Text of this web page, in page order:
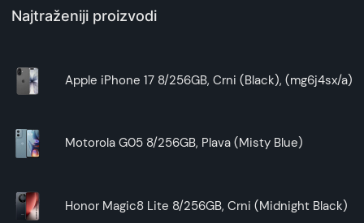
Najtraženiji proizvodi
Apple iPhone 17 8/256GB, Crni (Black), (mg6j4sx/a)
Motorola G05 8/256GB, Plava (Misty Blue)
Honor Magic8 Lite 8/256GB, Crni (Midnight Black)